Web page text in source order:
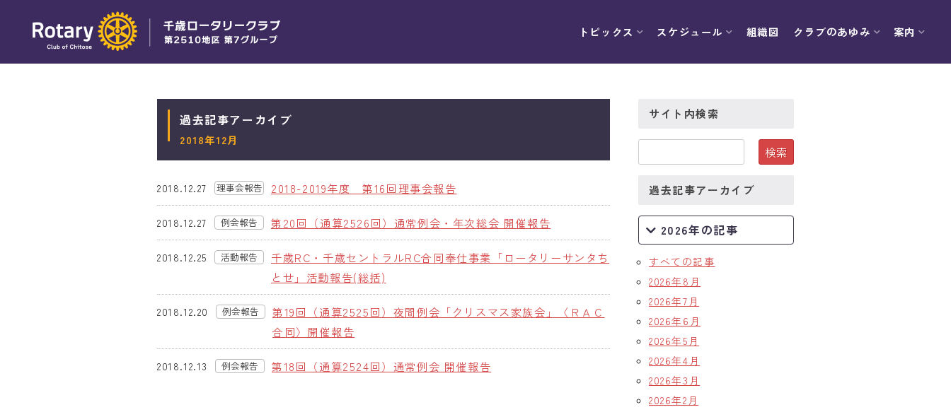
トピックス スケジュール 組織図 クラブのあゆみ 案内
過去記事アーカイブ
2018年12月
2018.12.27 理事会報告 2018-2019年度 第16回理事会報告
2018.12.27 例会報告 第20回（通算2526回）通常例会・年次総会 開催報告
2018.12.25 活動報告
千歳RC・千歳セントラルRC合同奉仕事業「ロータリーサンタち
とせ」活動報告(総括)
2018.12.20 例会報告
第19回（通算2525回）夜間例会「クリスマス家族会」〈ＲＡＣ
合同〉開催報告
2018.12.13 例会報告 第18回（通算2524回）通常例会 開催報告
サイト内検索
過去記事アーカイブ
2026年の記事
すべての記事
2026年8月
2026年7月
2026年6月
2026年5月
2026年4月
2026年3月
2026年2月